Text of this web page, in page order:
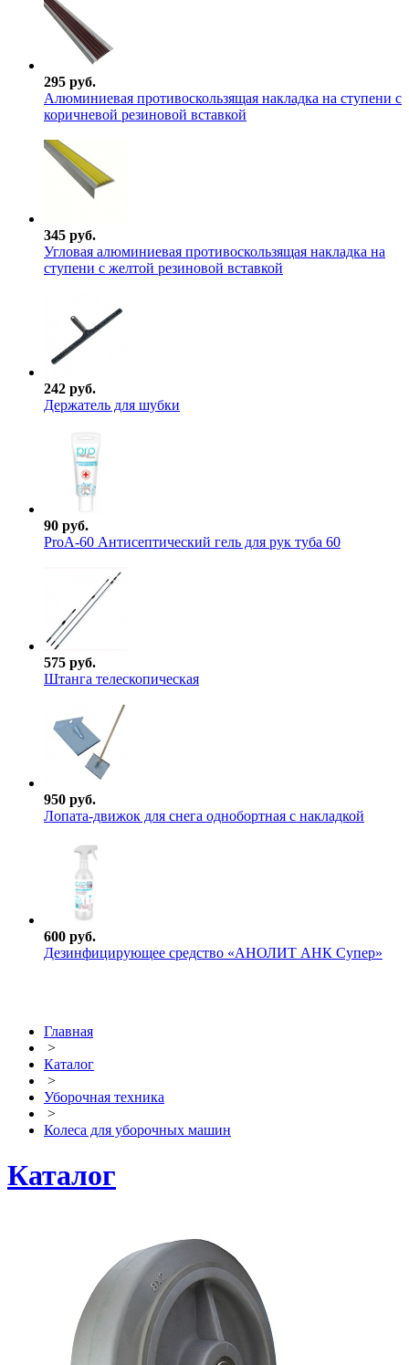
295 руб.
Алюминиевая противоскользящая накладка на ступени с
коричневой резиновой вставкой
345 руб.
Угловая алюминиевая противоскользящая накладка на
ступени с желтой резиновой вставкой
242 руб.
Держатель для шубки
90 руб.
ProА-60 Антисептический гель для рук туба 60
575 руб.
Штанга телескопическая
950 руб.
Лопата-движок для снега однобортная с накладкой
600 руб.
Дезинфицирующее средство «АНОЛИТ АНК Супер»
Главная
>
Каталог
>
Уборочная техника
>
Колеса для уборочных машин
Каталог